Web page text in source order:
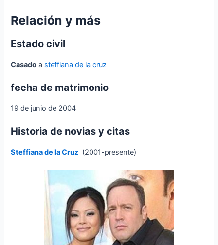
Relación y más
Estado civil
Casado a steffiana de la cruz
fecha de matrimonio
19 de junio de 2004
Historia de novias y citas
Steffiana de la Cruz (2001-presente)